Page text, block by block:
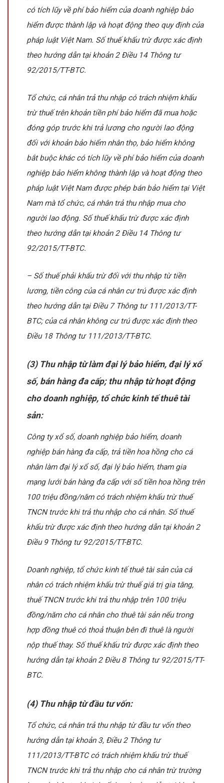
có tích lũy về phí bảo hiểm của doanh nghiệp bảo
hiểm được thành lập và hoạt động theo quy định của
pháp luật Việt Nam. Số thuế khấu trừ được xác định
theo hướng dẫn tại khoản 2 Điều 14 Thông tư
92/2015/TT-BTC.
Tổ chức, cá nhân trả thu nhập có trách nhiệm khấu
trừ thuế trên khoản tiền phí bảo hiểm đã mua hoặc
đóng góp trước khi trả lương cho người lao động
đối với khoản bảo hiểm nhân thọ, bảo hiểm không
bắt buộc khác có tích lũy về phí bảo hiểm của doanh
nghiệp bảo hiểm không thành lập và hoạt động theo
pháp luật Việt Nam được phép bán bảo hiểm tại Việt
Nam mà tổ chức, cá nhân trả thu nhập mua cho
người lao động. Số thuế khấu trừ được xác định
theo hướng dẫn tại khoản 2 Điều 14 Thông tư
92/2015/TT-BTC.
– Số thuế phải khấu trừ đối với thu nhập từ tiền
lương, tiền công của cá nhân cư trú được xác định
theo hướng dẫn tại Điều 7 Thông tư 111/2013/TT-
BTC; của cá nhân không cư trú được xác định theo
Điều 18 Thông tư 111/2013/TT-BTC.
(3) Thu nhập từ làm đại lý bảo hiểm, đại lý xổ
số, bán hàng đa cấp; thu nhập từ hoạt động
cho doanh nghiệp, tổ chức kinh tế thuê tài
sản:
Công ty xổ số, doanh nghiệp bảo hiểm, doanh
nghiệp bán hàng đa cấp, trả tiền hoa hồng cho cá
nhân làm đại lý xổ số, đại lý bảo hiểm, tham gia
mạng lưới bán hàng đa cấp với số tiền hoa hồng trên
100 triệu đồng/năm có trách nhiệm khấu trừ thuế
TNCN trước khi trả thu nhập cho cá nhân. Số thuế
khấu trừ được xác định theo hướng dẫn tại khoản 2
Điều 9 Thông tư 92/2015/TT-BTC.
Doanh nghiệp, tổ chức kinh tế thuê tài sản của cá
nhân có trách nhiệm khấu trừ thuế giá trị gia tăng,
thuế TNCN trước khi trả thu nhập trên 100 triệu
đồng/năm cho cá nhân cho thuê tài sản nếu trong
hợp đồng thuê có thoả thuận bên đi thuê là người
nộp thuế thay. Số thuế khấu trừ được xác định theo
hướng dẫn tại khoản 2 Điều 8 Thông tư 92/2015/TT-
BTC.
(4) Thu nhập từ đầu tư vốn:
Tổ chức, cá nhân trả thu nhập từ đầu tư vốn theo
hướng dẫn tại khoản 3, Điều 2 Thông tư
111/2013/TT-BTC có trách nhiệm khấu trừ thuế
TNCN trước khi trả thu nhập cho cá nhân trừ trường